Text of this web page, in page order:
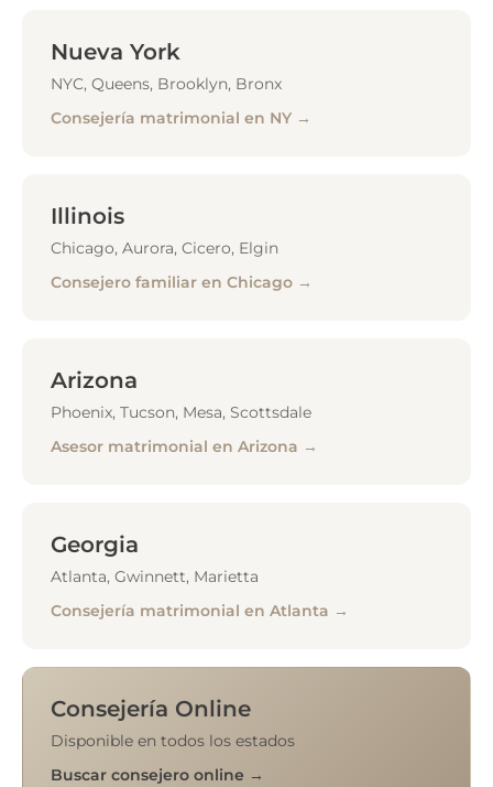
Nueva York
NYC, Queens, Brooklyn, Bronx
Consejería matrimonial en NY →
Illinois
Chicago, Aurora, Cicero, Elgin
Consejero familiar en Chicago →
Arizona
Phoenix, Tucson, Mesa, Scottsdale
Asesor matrimonial en Arizona →
Georgia
Atlanta, Gwinnett, Marietta
Consejería matrimonial en Atlanta →
Consejería Online
Disponible en todos los estados
Buscar consejero online →